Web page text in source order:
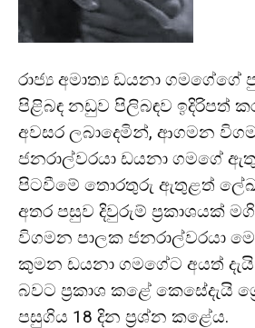
රාජ්‍ය අමාත්‍ය ඩයනා ගමගේගේ
පිළිබඳ නඩුව පිලිබඳව ඉදිරිපත්
අවසර ලබාදෙමින්, ආගමන
ජනරාල්වරයා ඩයනා ගමගේ
පිටවීමේ තොරතුරු ඇතුළත්
අතර පසුව දිවුරුම් ප්‍රකාශයක්
විගමන පාලක ජනරාල්වරයා
කුමන ඩයනා ගමගේට අයත්
බවට ප්‍රකාශ කළේ කෙසේදැයි
පසුගිය 18 දින ප්‍රශ්න කළේය.